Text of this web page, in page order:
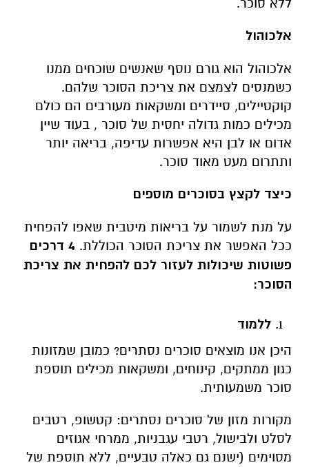
אלכוהול
אלכוהול הוא גורם נוסף שאנשים שוכחים ממנו
כשמנסים לצמצם את צריכת הסוכר שלהם.
קוקטיילים, סיידרים ומשקאות מעורבים הם כולם
מכילים כמות גדולה יחסית של סוכר , בעוד שיין
אדום או לבן היא אפשרות עדיפה, בריאה יותר
ותתרום מעט מאוד סוכר.
כיצד לקצץ בסוכרים מוספים
על מנת לשמור על בריאות מיטבית שאפו להפחית
ככל האפשר את צריכת הסוכר הכוללת.
4 דרכים
פשוטות שיכולות לעזור לכם להפחית את צריכת
הסוכר:
ללמוד
היכן אנו מוצאים סוכרים נסתרים? כמובן שמזונות
כגון ממתקים, קינוחים, ומשקאות מכילים תוספת
סוכר משמעותית.
מקורות מזון של סוכרים נסתרים: קטשופ, רטבים
לסלט ולבישול, רטבי עגבניות, ממרחי אגוזים
מסוימים (ישנם גם כאלה טבעיים, ללא תוספת של